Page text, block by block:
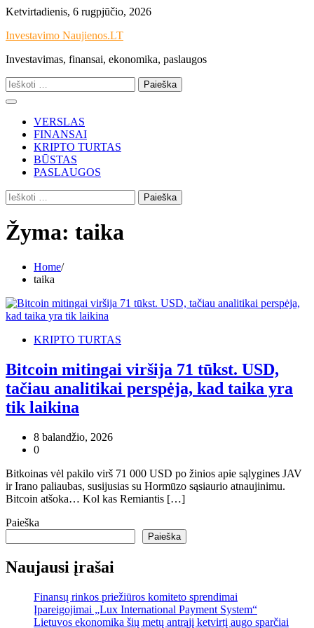
Skip
content
Ketvirtadienis, 6 rugpjūčio, 2026
Investavimo Naujienos.LT
Investavimas, finansai, ekonomika, paslaugos
Ieškoti:
VERSLAS
FINANSAI
KRIPTO TURTAS
BŪSTAS
PASLAUGOS
Ieškoti:
Žyma: taika
Home
taika
KRIPTO TURTAS
Bitcoin mitingai viršija 71 tūkst. USD,
tačiau analitikai perspėja, kad taika yra
tik laikina
8 balandžio, 2026
0
Bitkoinas vėl pakilo virš 71 000 USD po žinios apie sąlygines JAV
ir Irano paliaubas, susijusias su Hormūzo sąsiaurio atnaujinimu.
Bitcoin atšoka… Kol kas Remiantis […]
Paieška
Paieška
Naujausi įrašai
Finansų rinkos priežiūros komiteto sprendimai
Įpareigojimai „Lux International Payment System“
Lietuvos ekonomika šių metų antrąjį ketvirtį augo sparčiai